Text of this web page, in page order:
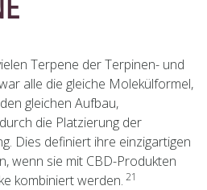
Terpene der Terpinen- und
alle die gleiche Molekülformel,
gleichen Aufbau,
die Platzierung der
Dies definiert ihre einzigartigen
wenn sie mit CBD-Produkten
kombiniert werden. 21